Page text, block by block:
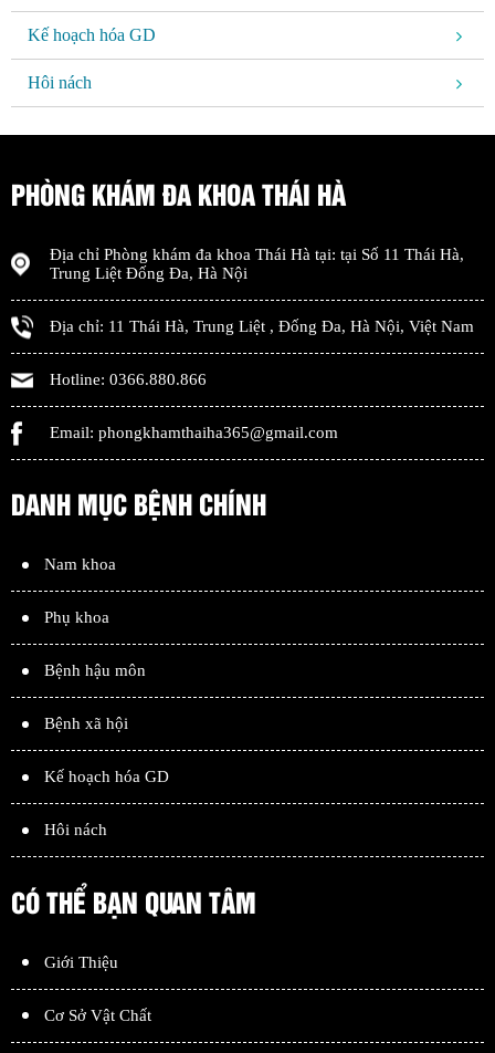
Kế hoạch hóa GD
Hôi nách
PHÒNG KHÁM ĐA KHOA THÁI HÀ
Địa chỉ Phòng khám đa khoa Thái Hà tại: tại Số 11 Thái Hà,
Trung Liệt Đống Đa, Hà Nội
Địa chỉ: 11 Thái Hà, Trung Liệt , Đống Đa, Hà Nội, Việt Nam
Hotline: 0366.880.866
Email: phongkhamthaiha365@gmail.com
DANH MỤC BỆNH CHÍNH
Nam khoa
Phụ khoa
Bệnh hậu môn
Bệnh xã hội
Kế hoạch hóa GD
Hôi nách
CÓ THỂ BẠN QUAN TÂM
Giới Thiệu
Cơ Sở Vật Chất